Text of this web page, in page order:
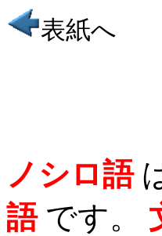
表紙へ
ノシロ語
語です。